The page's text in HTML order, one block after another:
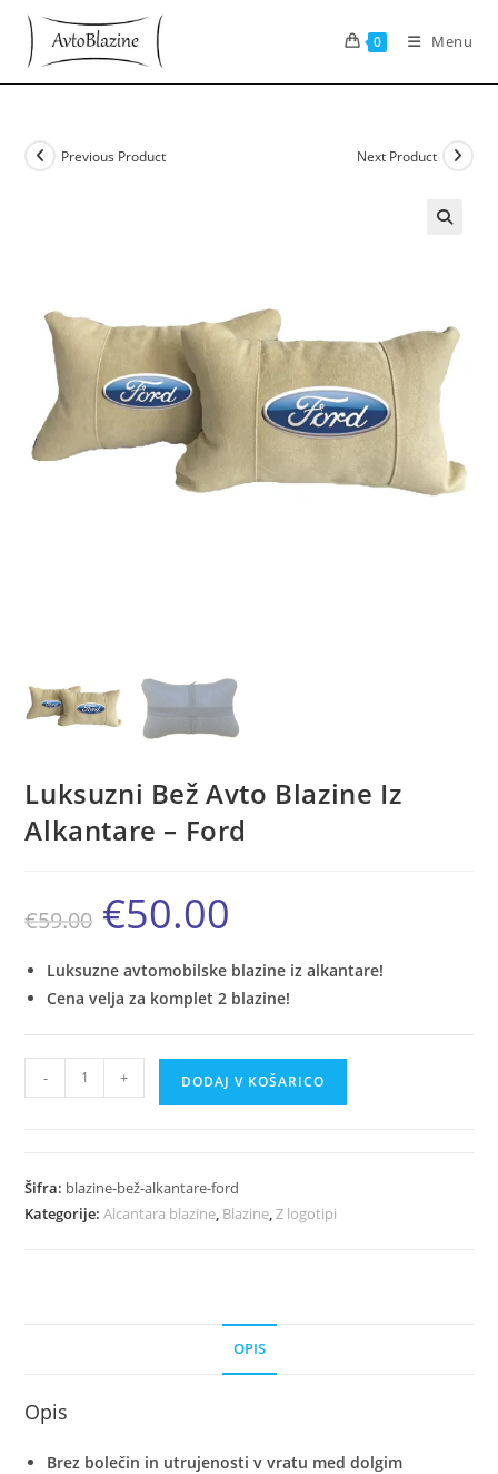
Skip
content
0 Menu
Previous Product Next Product
Luksuzni Bež Avto Blazine Iz
Alkantare – Ford
€59.00
Izvirna
cena
je
€59.00.
€50.00
Luksuzne avtomobilske blazine iz alkantare!
Cena velja za komplet 2 blazine!
Luksuzni
Bež
Iz
Alkantare
- + DODAJ V KOŠARICO
Šifra: blazine-bež-alkantare-ford
Kategorije:Alcantara blazine, Blazine,Z logotipi
OPIS
Opis
Brez bolečin in utrujenosti v vratu med dolgim